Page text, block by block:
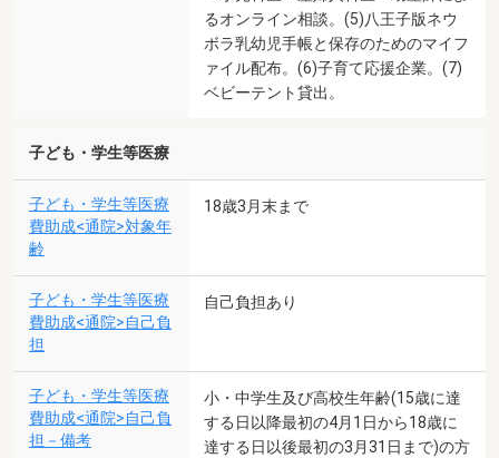
るオンライン相談。(5)八王子版ネウ
ボラ乳幼児手帳と保存のためのマイフ
ァイル配布。(6)子育て応援企業。(7)
ベビーテント貸出。
子ども・学生等医療
子ども・学生等医療
費助成<通院>対象年
齢
18歳3月末まで
子ども・学生等医療
費助成<通院>自己負
担
自己負担あり
子ども・学生等医療
費助成<通院>自己負
担－備考
小・中学生及び高校生年齢(15歳に達
する日以降最初の4月1日から18歳に
達する日以後最初の3月31日まで)の方